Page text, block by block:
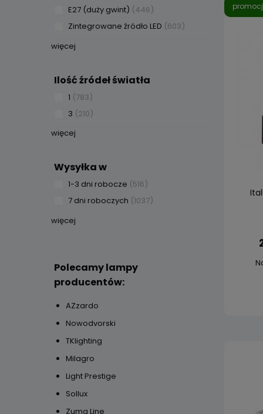
E27 (duży gwint) (446)
Zintegrowane źródło LED (603)
więcej
Ilość źródeł światła
1 (783)
3 (210)
więcej
Wysyłka w
1-3 dni robocze (516)
7 dni roboczych (1037)
więcej
Polecamy lampy
producentów:
AZzardo
Nowodvorski
TKlighting
Milagro
Light Prestige
Sollux
Zuma Line